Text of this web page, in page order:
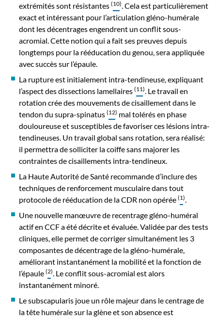
extrémités sont résistantes (10). Cela est particulièrement
exact et intéressant pour l’articulation gléno-humérale
dont les décentrages engendrent un conflit sous-
acromial. Cette notion qui a fait ses preuves depuis
longtemps pour la rééducation du genou, sera appliquée
avec succès sur l’épaule.
La rupture est initialement intra-tendineuse, expliquant
l’aspect des dissections lamellaires (11). Le travail en
rotation crée des mouvements de cisaillement dans le
tendon du supra-spinatus (12) mal tolérés en phase
douloureuse et susceptibles de favoriser ces lésions intra-
tendineuses. Un travail global sans rotation, sera réalisé:
il permettra de solliciter la coiffe sans majorer les
contraintes de cisaillements intra-tendineux.
La Haute Autorité de Santé recommande d’inclure des
techniques de renforcement musculaire dans tout
protocole de rééducation de la CDR non opérée (1).
Une nouvelle manœuvre de recentrage gléno-huméral
actif en CCF a été décrite et évaluée. Validée par des tests
cliniques, elle permet de corriger simultanément les 3
composantes de décentrage de la gléno-humérale,
améliorant instantanément la mobilité et la fonction de
l’épaule (2). Le conflit sous-acromial est alors
instantanément minoré.
Le subscapularis joue un rôle majeur dans le centrage de
la tête humérale sur la glène et son absence est